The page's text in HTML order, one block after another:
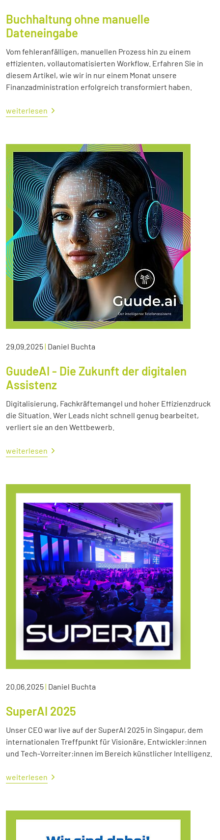
Buchhaltung ohne manuelle
Dateneingabe
Vom fehleranfälligen, manuellen Prozess hin zu einem
effizienten, vollautomatisierten Workflow. Erfahren Sie in
diesem Artikel, wie wir in nur einem Monat unsere
Finanzadministration erfolgreich transformiert haben.
weiterlesen
29.09.2025| Daniel Buchta
GuudeAI - Die Zukunft der digitalen
Assistenz
Digitalisierung, Fachkräftemangel und hoher Effizienzdruck
die Situation. Wer Leads nicht schnell genug bearbeitet,
verliert sie an den Wettbewerb.
weiterlesen
20.06.2025| Daniel Buchta
SuperAI 2025
Unser CEO war live auf der SuperAI 2025 in Singapur, dem
internationalen Treffpunkt für Visionäre, Entwickler:innen
und Tech-Vorreiter:innen im Bereich künstlicher Intelligenz.
weiterlesen